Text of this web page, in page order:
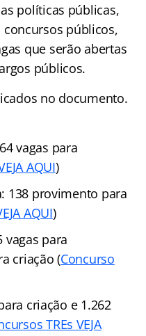
políticas públicas,
públicos,
que serão abertas
públicos.
no documento.
vagas para
AQUI)
138 provimento para
AQUI)
vagas para
criação (Concurso
criação e 1.262
TREs VEJA